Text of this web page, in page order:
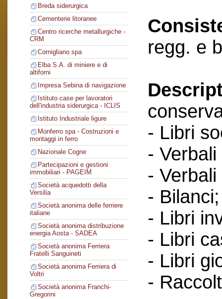
Breda siderurgica
Cementerie litoranee
Centro ricerche metallurgiche -
CRM
Cornigliano spa
Elba S.A. di miniere e di
altiforni
Impresa Sebina di navigazione
Istituto case per lavoratori
dell'industria siderurgica - ICLIS
Istituto Industriale ligure
Monferro spa - Costruzioni e
montaggi in ferro
Nazionale Cogne
Partecipazioni e gestioni
immobiliari - PAGEIM
Società acquedotti della
Versilia
Società anonima delle ferriere
italiane
Società anonima distribuzione
energia Aosta - SADEA
Società anonima Ferriera
Fratelli Sanguineti
Società anonima Ferriera di
Voltri
Società anonima Franchi-
Gregorini
regg. e
- Libri
-
-
- Bilanci;
- Libri
- Libri
- Libri
-